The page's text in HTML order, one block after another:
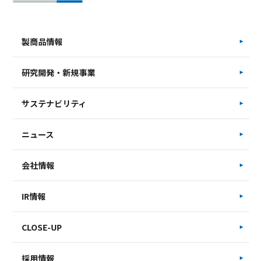
製商品情報
研究開発・新規事業
サステナビリティ
ニュース
会社情報
IR情報
CLOSE-UP
採用情報